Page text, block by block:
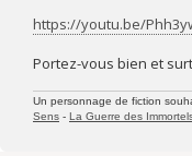
https://youtu.be/
Portez-vous bien et
Un personnage de fiction
Sens - La Guerre des